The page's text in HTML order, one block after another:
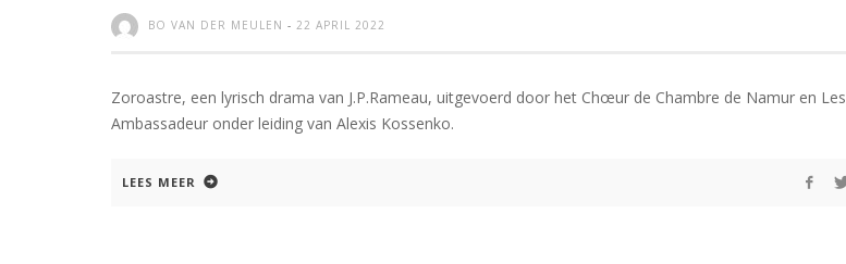
BO VAN DER MEULEN - 22 APRIL 2022
Zoroastre, een lyrisch drama van J.P.Rameau, uitgevoerd door het Chœur de Chambre de Namur en Les
Ambassadeur onder leiding van Alexis Kossenko.
LEES MEER